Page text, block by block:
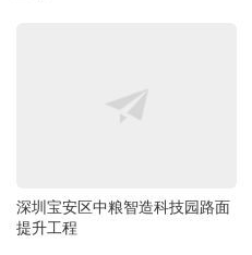
深圳宝安区中粮智造科技园路面
提升工程